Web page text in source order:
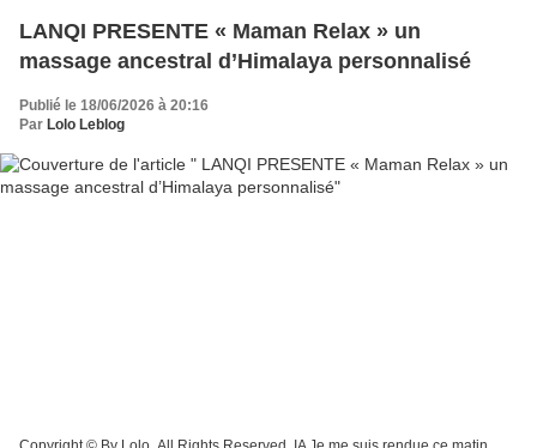
LANQI PRESENTE « Maman Relax » un
massage ancestral d’Himalaya personnalisé
Publié le 18/06/2026 à 20:16
Par Lolo Leblog